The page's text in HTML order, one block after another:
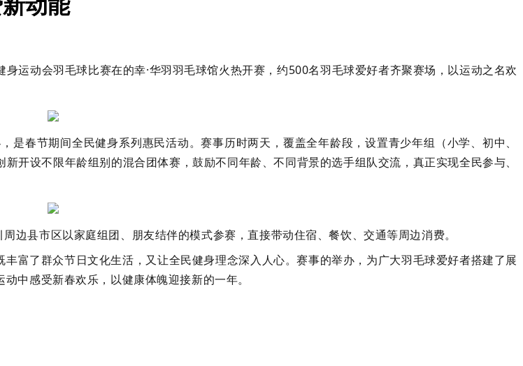
动能
身运动会羽毛球比赛在的幸·华羽羽毛球馆火热开赛，约500名羽毛球爱好者齐聚赛场，以运动之名欢
是春节期间全民健身系列惠民活动。赛事历时两天，覆盖全年龄段，设置青少年组（小学、初中、
开设不限年龄组别的混合团体赛，鼓励不同年龄、不同背景的选手组队交流，真正实现全民参与、
周边县市区以家庭组团、朋友结伴的模式参赛 ，直接带动住宿、餐饮、交通等周边消费。
丰富了群众节日文化生活， 又让全民健身理念深入人心。赛事的举办，为广大羽毛球爱好者搭建了展
中感受新春欢乐，以健康体魄迎接新的一年。